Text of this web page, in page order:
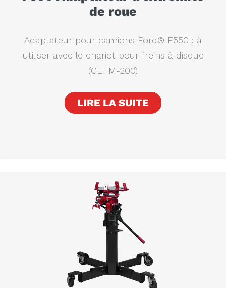
de roue
Adaptateur pour camions Ford® F550 ; à
utiliser avec le chariot pour freins à disque
(CLHM-200)
LIRE LA SUITE